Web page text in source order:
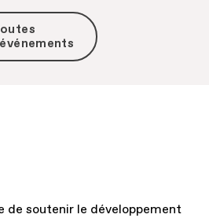
de soutenir le développement